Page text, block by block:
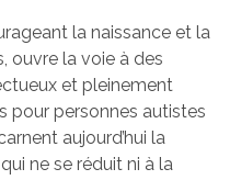
la naissance et la
ouvre la voie à des
et pleinement
pour personnes autistes
aujourd’hui la
ne se réduit ni à la